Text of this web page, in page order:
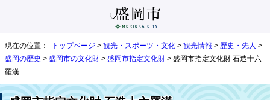
現在の位置： トップページ > 観光・スポーツ・文化 > 観光情報 > 歴史・先人 >
盛岡の歴史 > 盛岡市の文化財 > 盛岡市指定文化財 > 盛岡市指定文化財 石造十六
羅漢